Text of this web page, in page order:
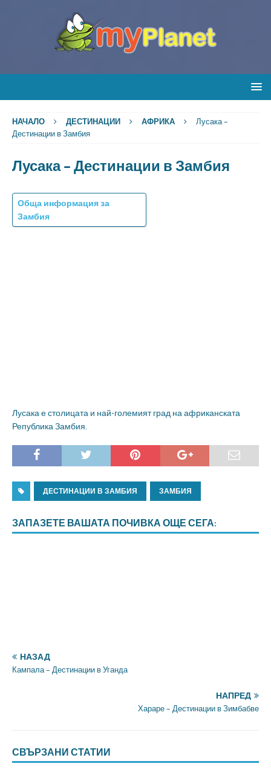
НАЧАЛО ДЕСТИНАЦИИ АФРИКА
Лусака –
Дестинации в Замбия
Лусака – Дестинации в Замбия
Обща информация за
Замбия
Лусака е столицата и най-големият град на африканската
Република Замбия.
ДЕСТИНАЦИИ В ЗАМБИЯ ЗАМБИЯ
ЗАПАЗЕТЕ ВАШАТА ПОЧИВКА ОЩЕ СЕГА:
НАЗАД
Кампала – Дестинации в Уганда
НАПРЕД
Хараре – Дестинации в Зимбабве
СВЪРЗАНИ СТАТИИ